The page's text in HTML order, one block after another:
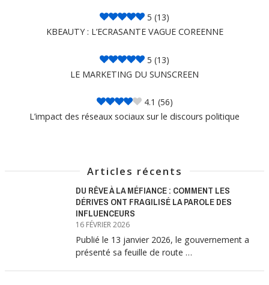
5 (13)
KBEAUTY : L’ECRASANTE VAGUE COREENNE
5 (13)
LE MARKETING DU SUNSCREEN
4.1 (56)
L’impact des réseaux sociaux sur le discours politique
Articles récents
DU RÊVE À LA MÉFIANCE : COMMENT LES
DÉRIVES ONT FRAGILISÉ LA PAROLE DES
INFLUENCEURS
16 FÉVRIER 2026
Publié le 13 janvier 2026, le gouvernement a
présenté sa feuille de route …